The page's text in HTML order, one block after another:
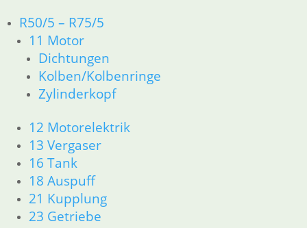
R50/5 – R75/5
11 Motor
Dichtungen
Kolben/Kolbenringe
Zylinderkopf
12 Motorelektrik
13 Vergaser
16 Tank
18 Auspuff
21 Kupplung
23 Getriebe
62 Instrumente
63 Scheinwerfer
R50 R69/S
11 Motor
Dichtungen
Zylinderkopf
12 Motorelektrik
13 Vergaser
16 Tank
18 Auspuff
21 Kupplung
23 Getriebe
26 Kardanwelle